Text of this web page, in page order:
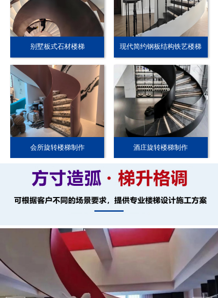
别墅板式石材楼梯 现代简约钢板结构铁艺楼梯
会所旋转楼梯制作 酒庄旋转楼梯制作